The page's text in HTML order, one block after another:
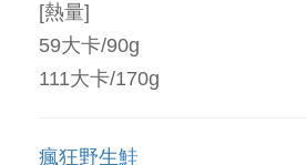
[熱量]
59大卡/90g
111大卡/170g
瘋狂野生鮭